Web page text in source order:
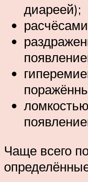
диареей);
Чаще всего